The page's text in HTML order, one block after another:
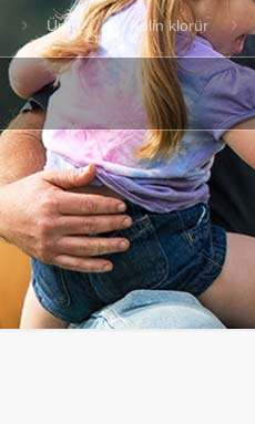
Ürün Kolin klorür